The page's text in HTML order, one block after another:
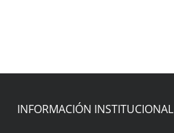
INFORMACIÓN INSTITUCIONAL